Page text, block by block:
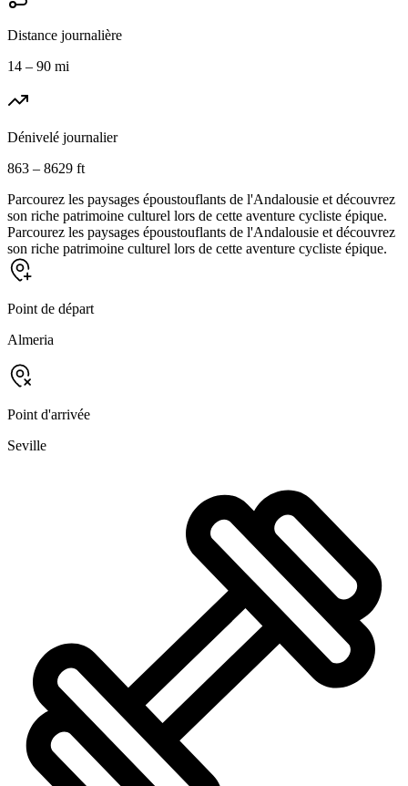
Distance journalière
14 – 90 mi
Dénivelé journalier
863 – 8629 ft
Parcourez les paysages époustouflants de l'Andalousie et découvrez
son riche patrimoine culturel lors de cette aventure cycliste épique.
Parcourez les paysages époustouflants de l'Andalousie et découvrez
son riche patrimoine culturel lors de cette aventure cycliste épique.
Point de départ
Almeria
Point d'arrivée
Seville